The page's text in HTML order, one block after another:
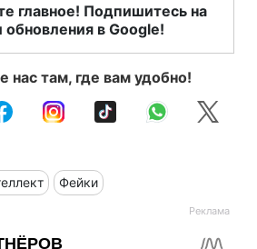
главное! Подпишитесь на
обновления в Google!
нас там, где вам удобно!
Фейки